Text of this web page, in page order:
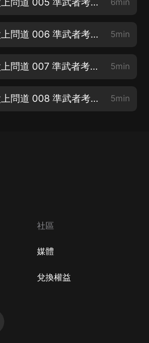
6min
吞噬星空之太上問道 006 準武者考核3 5min
吞噬星空之太上問道 007 準武者考核4 5min
吞噬星空之太上問道 008 準武者考核5 5min
社區
媒體
兌換權益